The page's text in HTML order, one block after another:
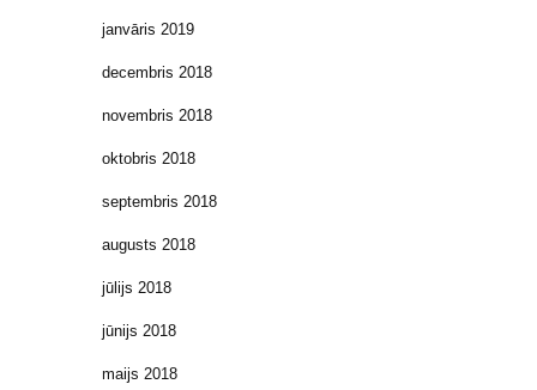
janvāris 2019
decembris 2018
novembris 2018
oktobris 2018
septembris 2018
augusts 2018
jūlijs 2018
jūnijs 2018
maijs 2018